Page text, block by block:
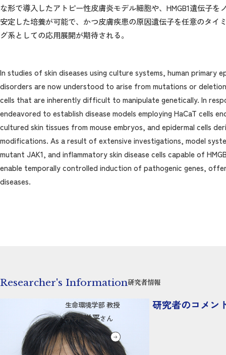
な形で導入したアトピー性皮膚炎モデル細胞や、HMGB1遺伝子
安定した培養が可能で、かつ皮膚疾患の原因遺伝子を任意のタ
グ系としての応用展開が期待される。
In studies of skin diseases using culture systems, human
disorders are now understood to arise from mutations or
cells that are inherently difficult to manipulate genetically. In
endeavored to establish disease models employing HaCaT
cultured skin tissues from mouse embryos, and epidermal cells
modifications. As a result of extensive investigations, model
mutant JAK1, and inflammatory skin disease cells capable of
enable temporally controlled induction of pathogenic genes,
diseases.
Researcher's Information研究者情報
生命環境学部 教授
平井 洋平さん
Read more
研究者のコメン